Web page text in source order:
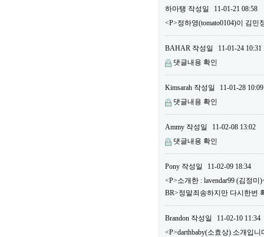
하마탱 작성일
11-01-21 08:58
<P>정하영(tomato0104)이 김
BAHAR 작성일
11-01-24 10:31
댓글내용 확인
Kimsarah 작성일
11-01-28 10:09
댓글내용 확인
Ammy 작성일
11-02-08 13:02
댓글내용 확인
Pony 작성일
11-02-09 18:34
<P>소개한 : lavendar99 (김정
BR>정말죄송하지만 다시한번
Brandon 작성일
11-02-10 11:34
<P>darthbaby(소효상) 소개입니